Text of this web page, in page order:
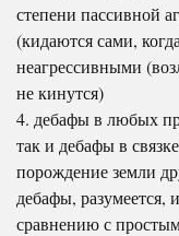
степени пассивной
(кидаются сами,
неагрессивными
не кинутся)
4. дебафы в любых
так и дебафы в
порождение земли
дебафы,
сравнению с